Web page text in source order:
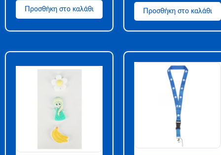
Προσθήκη στο καλάθι Προσθήκη στο καλάθι